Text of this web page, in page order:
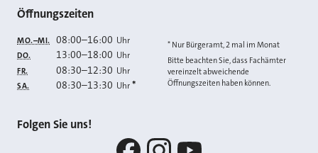
Öffnungszeiten
MO.–MI. 08:00–16:00 Uhr
DO. 13:00–18:00 Uhr
FR. 08:30–12:30 Uhr
SA. 08:30–13:30 Uhr *
* Nur Bürgeramt, 2 mal im Monat
Bitte beachten Sie, dass Fachämter
vereinzelt abweichende
Öffnungszeiten haben können.
Folgen Sie uns!